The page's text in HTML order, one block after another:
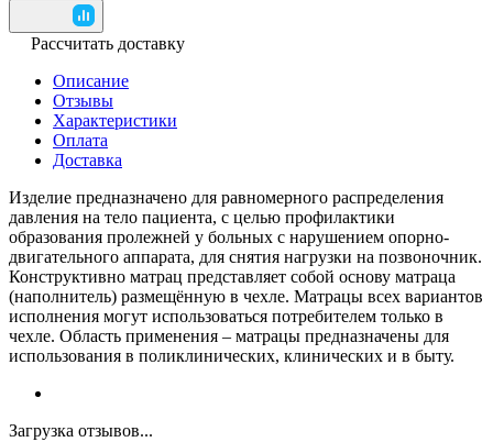
Рассчитать доставку
Описание
Отзывы
Характеристики
Оплата
Доставка
Изделие предназначено для равномерного распределения
давления на тело пациента, с целью профилактики
образования пролежней у больных с нарушением опорно-
двигательного аппарата, для снятия нагрузки на позвоночник.
Конструктивно матрац представляет собой основу матраца
(наполнитель) размещённую в чехле. Матрацы всех вариантов
исполнения могут использоваться потребителем только в
чехле. Область применения – матрацы предназначены для
использования в поликлинических, клинических и в быту.
Загрузка отзывов...